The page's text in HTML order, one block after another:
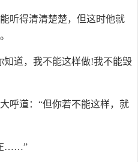
听得清清楚楚，但这时他就
知道，我不能这样做!我不能毁
呼道：“但你若不能这样，就
……”